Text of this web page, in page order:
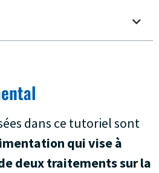
dans ce tutoriel sont
qui vise à
deux traitements sur la